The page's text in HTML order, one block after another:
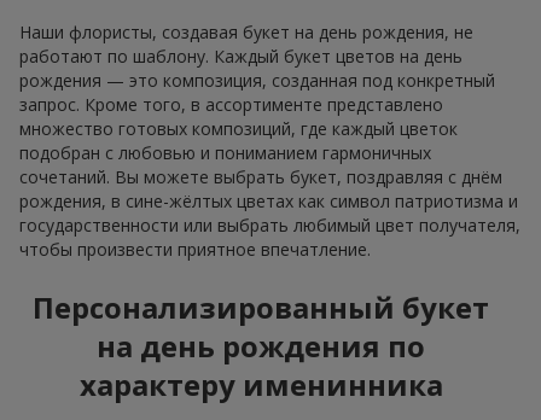
Наши флористы, создавая букет на день рождения, не
работают по шаблону. Каждый букет цветов на день
рождения — это композиция, созданная под конкретный
запрос. Кроме того, в ассортименте представлено
множество готовых композиций, где каждый цветок
подобран с любовью и пониманием гармоничных
сочетаний. Вы можете выбрать букет, поздравляя с днём
рождения, в сине-жёлтых цветах как символ патриотизма и
государственности или выбрать любимый цвет получателя,
чтобы произвести приятное впечатление.
Персонализированный букет
на день рождения по
характеру именинника